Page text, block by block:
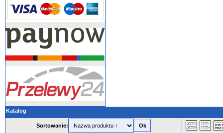
Katalog
Sortowanie: